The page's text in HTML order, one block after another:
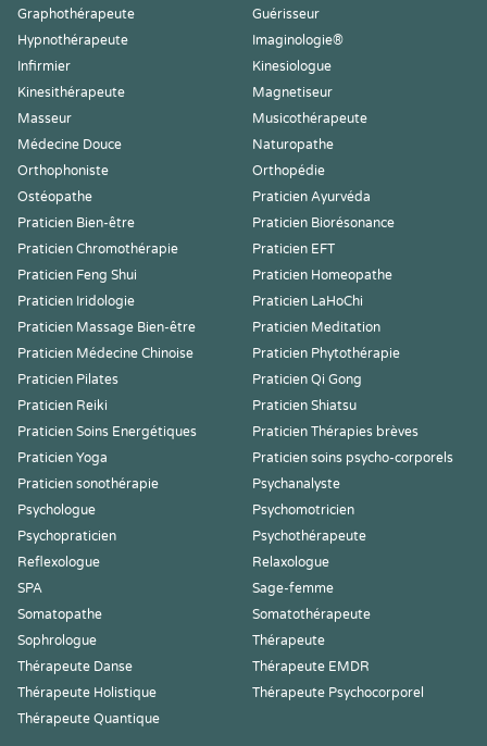
Graphothérapeute
Guérisseur
Hypnothérapeute
Imaginologie®
Infirmier
Kinesiologue
Kinesithérapeute
Magnetiseur
Masseur
Musicothérapeute
Médecine Douce
Naturopathe
Orthophoniste
Orthopédie
Ostéopathe
Praticien Ayurvéda
Praticien Bien-être
Praticien Biorésonance
Praticien Chromothérapie
Praticien EFT
Praticien Feng Shui
Praticien Homeopathe
Praticien Iridologie
Praticien LaHoChi
Praticien Massage Bien-être
Praticien Meditation
Praticien Médecine Chinoise
Praticien Phytothérapie
Praticien Pilates
Praticien Qi Gong
Praticien Reiki
Praticien Shiatsu
Praticien Soins Energétiques
Praticien Thérapies brèves
Praticien Yoga
Praticien soins psycho-corporels
Praticien sonothérapie
Psychanalyste
Psychologue
Psychomotricien
Psychopraticien
Psychothérapeute
Reflexologue
Relaxologue
SPA
Sage-femme
Somatopathe
Somatothérapeute
Sophrologue
Thérapeute
Thérapeute Danse
Thérapeute EMDR
Thérapeute Holistique
Thérapeute Psychocorporel
Thérapeute Quantique